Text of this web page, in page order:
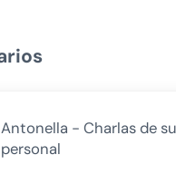
Antonella - Charlas de
personal